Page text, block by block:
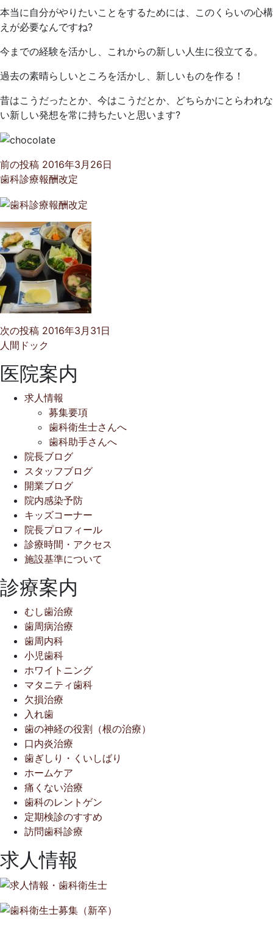
本当に自分がやりたいことをするためには、このくらいの心構
えが必要なんですね?
今までの経験を活かし、これからの新しい人生に役立てる。
過去の素晴らしいところを活かし、新しいものを作る！
昔はこうだったとか、今はこうだとか、どちらかにとらわれな
い新しい発想を常に持ちたいと思います?
前の投稿 2016年3月26日
歯科診療報酬改定
次の投稿 2016年3月31日
人間ドック
医院案内
求人情報
募集要項
歯科衛生士さんへ
歯科助手さんへ
院長ブログ
スタッフブログ
開業ブログ
院内感染予防
キッズコーナー
院長プロフィール
診療時間・アクセス
施設基準について
診療案内
むし歯治療
歯周病治療
歯周内科
小児歯科
ホワイトニング
マタニティ歯科
欠損治療
入れ歯
歯の神経の役割（根の治療）
口内炎治療
歯ぎしり・くいしばり
ホームケア
痛くない治療
歯科のレントゲン
定期検診のすすめ
訪問歯科診療
求人情報